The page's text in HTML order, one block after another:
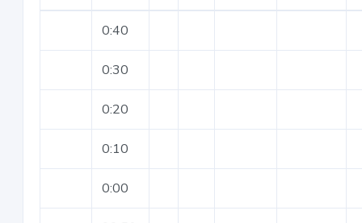
0:40
0:30
0:20
0:10
0:00